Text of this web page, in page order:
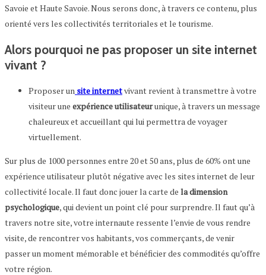
Savoie et Haute Savoie. Nous serons donc, à travers ce contenu, plus
orienté vers les collectivités territoriales et le tourisme.
Alors pourquoi ne pas proposer un site internet
vivant ?
Proposer un siteinternetvivant revient à transmettre à votre
visiteur une expérienceutilisateurunique, à travers un message
chaleureux et accueillant qui lui permettra de voyager
virtuellement.
Sur plus de 1000 personnes entre 20 et 50 ans, plus de 60% ont une
expérience utilisateur plutôt négative avec les sites internet de leur
collectivité locale. Il faut donc jouer la carte de la dimension
psychologique, qui devient un point clé pour surprendre. Il faut qu’à
travers notre site, votre internaute ressente l’envie de vous rendre
visite, de rencontrer vos habitants, vos commerçants, de venir
passer un moment mémorable et bénéficier des commodités qu’offre
votre région.